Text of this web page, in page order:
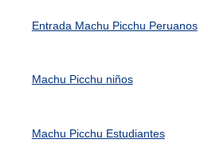
Entrada Machu Picchu Peruanos
Machu Picchu niños
Machu Picchu Estudiantes